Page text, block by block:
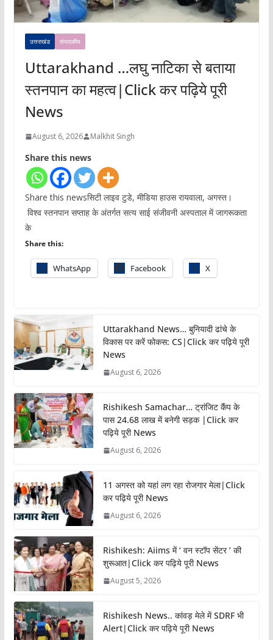
उत्तराखंड संपादकीय
Uttarakhand …लघु नाटिका से बताया
स्तनपान का महत्व|Click कर पढ़िये पूरी
News
August 6, 2026 Malkhit Singh
Share this news
Share this newsसिटी लाइव टुडे, मीडिया हाउस रायवाला, अगस्त।
विश्व स्तनपान सप्ताह के अंतर्गत सत्य साई संजीवनी अस्पताल में जागरूकता
के
Share this:
WhatsApp Facebook X
Uttarakhand News… बुनियादी ढांचे के
विकास पर करें फोकस: CS|Click कर पढ़िये पूरी
News
August 6, 2026
Rishikesh Samachar… ट्रांजिट कैंप के
पास 24.68 लाख में बनेगी सड़क |Click कर
पढ़िये पूरी News
August 6, 2026
11 अगस्त को यहां लग रहा रोजगार मेला|Click
कर पढ़िये पूरी News
August 6, 2026
Rishikesh: Aiims में ‘ वन स्टॉप सेंटर ’ की
शुरूआत|Click कर पढ़िये पूरी News
August 5, 2026
Rishikesh News.. कांवड़ मेले में SDRF भी
Alert|Click कर पढ़िये पूरी News